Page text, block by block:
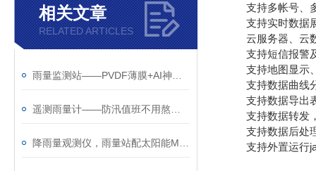
相关文章
RELATED ARTICLES
支持多帐号、
支持实时数据展
云服务器、云数
支持短信报警
支持地图显示
支持数据曲线
支持数据导出
支持数据转发，
支持数据后处
支持外置运行